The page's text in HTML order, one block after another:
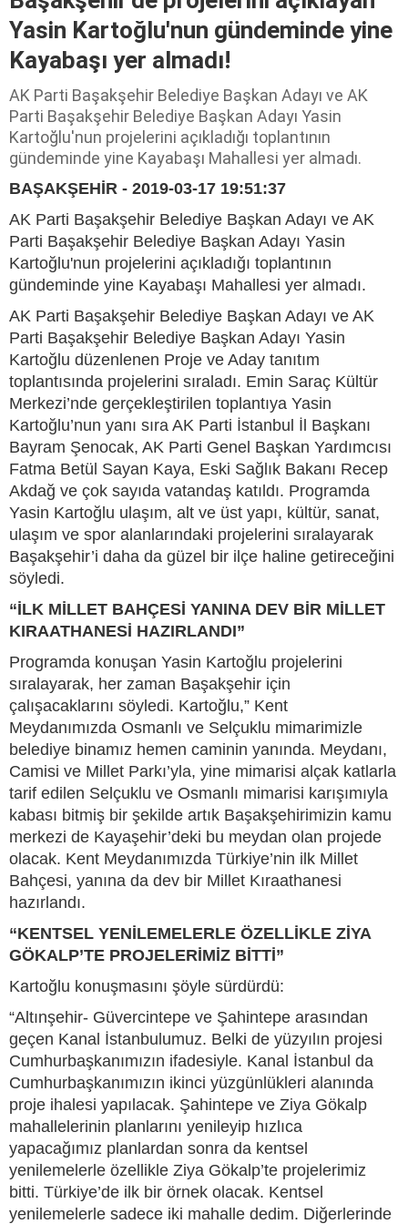
Yasin Kartoğlu'nun gündeminde yine
Kayabaşı yer almadı!
AK Parti Başakşehir Belediye Başkan Adayı ve AK
Parti Başakşehir Belediye Başkan Adayı Yasin
Kartoğlu'nun projelerini açıkladığı toplantının
gündeminde yine Kayabaşı Mahallesi yer almadı.
BAŞAKŞEHİR - 2019-03-17 19:51:37
AK Parti Başakşehir Belediye Başkan Adayı ve AK
Parti Başakşehir Belediye Başkan Adayı Yasin
Kartoğlu'nun projelerini açıkladığı toplantının
gündeminde yine Kayabaşı Mahallesi yer almadı.
AK Parti Başakşehir Belediye Başkan Adayı ve AK
Parti Başakşehir Belediye Başkan Adayı Yasin
Kartoğlu düzenlenen Proje ve Aday tanıtım
toplantısında projelerini sıraladı. Emin Saraç Kültür
Merkezi’nde gerçekleştirilen toplantıya Yasin
Kartoğlu’nun yanı sıra AK Parti İstanbul İl Başkanı
Bayram Şenocak, AK Parti Genel Başkan Yardımcısı
Fatma Betül Sayan Kaya, Eski Sağlık Bakanı Recep
Akdağ ve çok sayıda vatandaş katıldı. Programda
Yasin Kartoğlu ulaşım, alt ve üst yapı, kültür, sanat,
ulaşım ve spor alanlarındaki projelerini sıralayarak
Başakşehir’i daha da güzel bir ilçe haline getireceğini
söyledi.
“İLK MİLLET BAHÇESİ YANINA DEV BİR MİLLET
KIRAATHANESİ HAZIRLANDI”
Programda konuşan Yasin Kartoğlu projelerini
sıralayarak, her zaman Başakşehir için
çalışacaklarını söyledi. Kartoğlu,” Kent
Meydanımızda Osmanlı ve Selçuklu mimarimizle
belediye binamız hemen caminin yanında. Meydanı,
Camisi ve Millet Parkı’yla, yine mimarisi alçak katlarla
tarif edilen Selçuklu ve Osmanlı mimarisi karışımıyla
kabası bitmiş bir şekilde artık Başakşehirimizin kamu
merkezi de Kayaşehir’deki bu meydan olan projede
olacak. Kent Meydanımızda Türkiye’nin ilk Millet
Bahçesi, yanına da dev bir Millet Kıraathanesi
hazırlandı.
“KENTSEL YENİLEMELERLE ÖZELLİKLE ZİYA
GÖKALP’TE PROJELERİMİZ BİTTİ”
Kartoğlu konuşmasını şöyle sürdürdü:
“Altınşehir- Güvercintepe ve Şahintepe arasından
geçen Kanal İstanbulumuz. Belki de yüzyılın projesi
Cumhurbaşkanımızın ifadesiyle. Kanal İstanbul da
Cumhurbaşkanımızın ikinci yüzgünlükleri alanında
proje ihalesi yapılacak. Şahintepe ve Ziya Gökalp
mahallelerinin planlarını yenileyip hızlıca
yapacağımız planlardan sonra da kentsel
yenilemelerle özellikle Ziya Gökalp’te projelerimiz
bitti. Türkiye’de ilk bir örnek olacak. Kentsel
yenilemelerle sadece iki mahalle dedim. Diğerlerinde